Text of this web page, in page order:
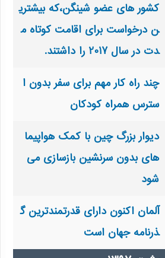
کشور های عضو شینگن،که بیشتری
ن درخواست برای اقامت کوتاه م
دت در سال 2017 را داشتند.
چند راه کار مهم برای سفر بدون ا
سترس همراه کودکان
دیوار بزرگ چین با کمک هواپیما
های بدون سرنشین بازسازی می
شود
آلمان اکنون دارای قدرتمندترین گ
ذرنامه جهان است